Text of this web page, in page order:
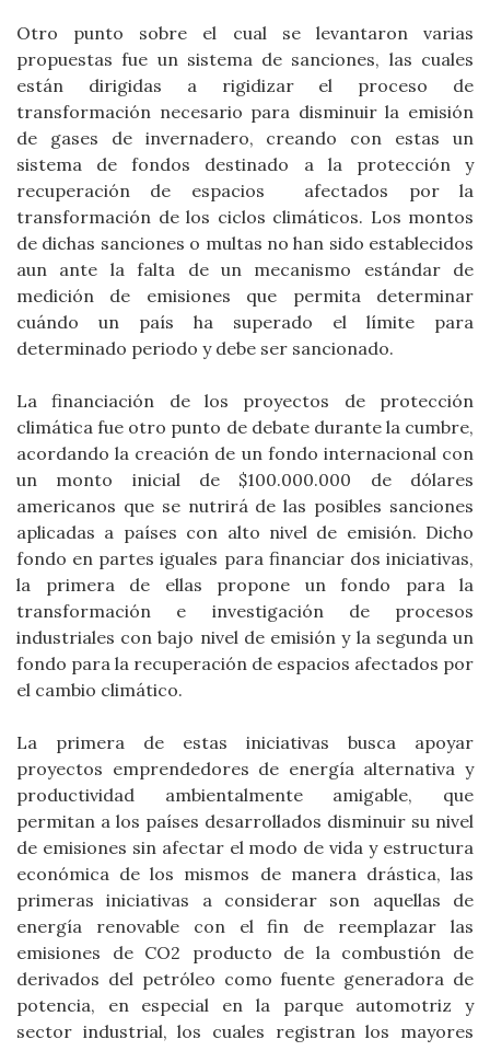
Otro punto sobre el cual se levantaron varias
propuestas fue un sistema de sanciones, las cuales
están dirigidas a rigidizar el proceso de
transformación necesario para disminuir la emisión
de gases de invernadero, creando con estas un
sistema de fondos destinado a la protección y
recuperación de espacios afectados por la
transformación de los ciclos climáticos. Los montos
de dichas sanciones o multas no han sido establecidos
aun ante la falta de un mecanismo estándar de
medición de emisiones que permita determinar
cuándo un país ha superado el límite para
determinado periodo y debe ser sancionado.
La financiación de los proyectos de protección
climática fue otro punto de debate durante la cumbre,
acordando la creación de un fondo internacional con
un monto inicial de $100.000.000 de dólares
americanos que se nutrirá de las posibles sanciones
aplicadas a países con alto nivel de emisión. Dicho
fondo en partes iguales para financiar dos iniciativas,
la primera de ellas propone un fondo para la
transformación e investigación de procesos
industriales con bajo nivel de emisión y la segunda un
fondo para la recuperación de espacios afectados por
el cambio climático.
La primera de estas iniciativas busca apoyar
proyectos emprendedores de energía alternativa y
productividad ambientalmente amigable, que
permitan a los países desarrollados disminuir su nivel
de emisiones sin afectar el modo de vida y estructura
económica de los mismos de manera drástica, las
primeras iniciativas a considerar son aquellas de
energía renovable con el fin de reemplazar las
emisiones de CO2 producto de la combustión de
derivados del petróleo como fuente generadora de
potencia, en especial en la parque automotriz y
sector industrial, los cuales registran los mayores